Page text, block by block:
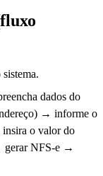
dados do
→ informe o
o valor do
gerar NFS-e →